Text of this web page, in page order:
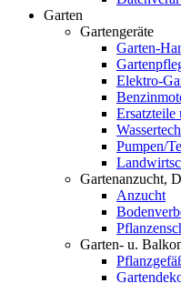
Garten
Gartengeräte
Garten-
Elektro-
Pumpen/
Gartenanzucht,
Anzucht
Garten- u.